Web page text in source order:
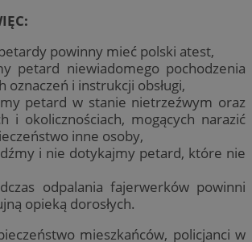
powinny mieć polski atest,
petard niewiadomego pochodzenia
oznaczeń i instrukcji obsługi,
petard w stanie nietrzeźwym oraz
i okolicznościach, mogących narazić
inne osoby,
i nie dotykajmy petard, które nie
odpalania fajerwerków powinni
opieką dorosłych.
mieszkańców, policjanci w